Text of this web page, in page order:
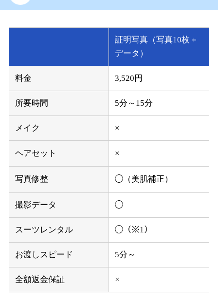
証明写真（写真10枚＋
データ）
料金 3,520円
所要時間 5分～15分
メイク ×
ヘアセット ×
写真修整 ◯（美肌補正）
撮影データ ◯
スーツレンタル ◯（※1）
お渡しスピード 5分～
全額返金保証 ×